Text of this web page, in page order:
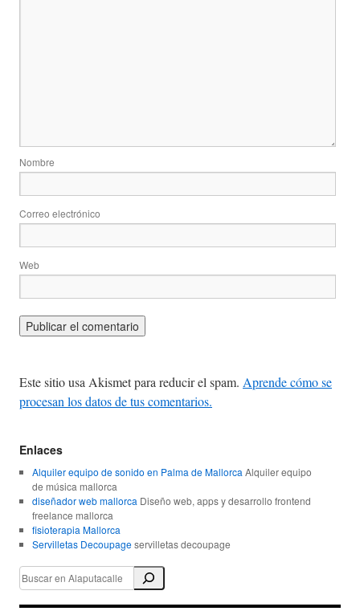
Nombre
Correo electrónico
Web
Este sitio usa Akismet para reducir el spam. Aprende cómo se
procesan los datos de tus comentarios.
Enlaces
Alquiler equipo de sonido en Palma de Mallorca Alquiler equipo
de música mallorca
diseñador web mallorca Diseño web, apps y desarrollo frontend
freelance mallorca
fisioterapia Mallorca
Servilletas Decoupageservilletas decoupage